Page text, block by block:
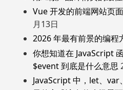
Vue 开发的前端网站页
月13日
2026 年最有前景的编程
你想知道在 JavaScript
$event 到底是什么意思
JavaScript 中，let、